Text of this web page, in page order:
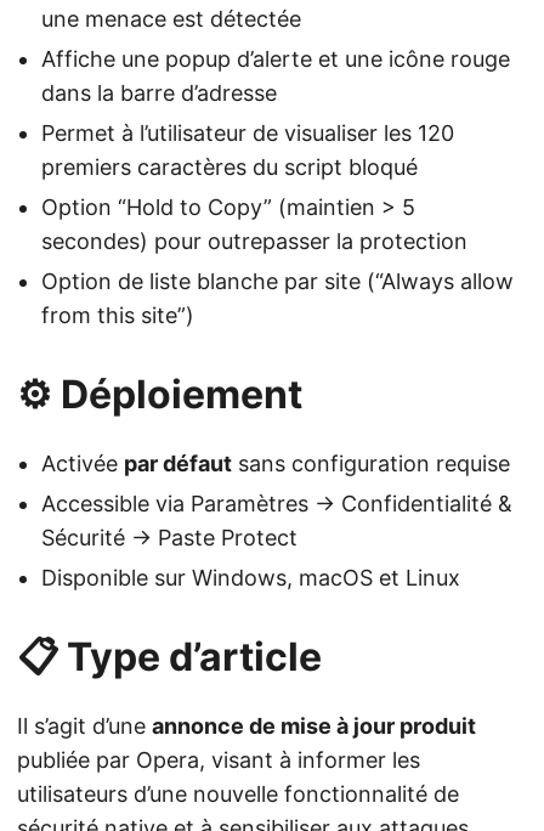
une menace est détectée
Affiche une popup d’alerte et une icône rouge
dans la barre d’adresse
Permet à l’utilisateur de visualiser les 120
premiers caractères du script bloqué
Option “Hold to Copy” (maintien > 5
secondes) pour outrepasser la protection
Option de liste blanche par site (“Always allow
from this site”)
⚙️ Déploiement
Activée par défaut sans configuration requise
Accessible via Paramètres → Confidentialité &
Sécurité → Paste Protect
Disponible sur Windows, macOS et Linux
📋 Type d’article
Il s’agit d’une annonce de mise à jour produit
publiée par Opera, visant à informer les
utilisateurs d’une nouvelle fonctionnalité de